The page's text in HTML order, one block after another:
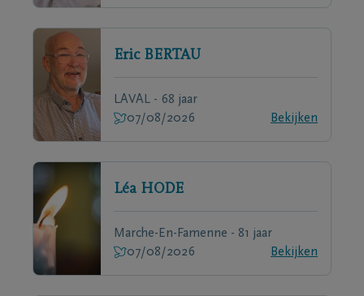
Eric BERTAU
LAVAL - 68 jaar
07/08/2026
Bekijken
Léa HODE
Marche-En-Famenne - 81 jaar
07/08/2026
Bekijken